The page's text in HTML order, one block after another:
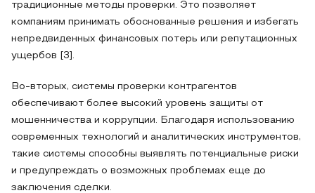
традиционные методы проверки. Это позволяет
компаниям принимать обоснованные решения и избегать
непредвиденных финансовых потерь или репутационных
ущербов [3].
Во-вторых, системы проверки контрагентов
обеспечивают более высокий уровень защиты от
мошенничества и коррупции. Благодаря использованию
современных технологий и аналитических инструментов,
такие системы способны выявлять потенциальные риски
и предупреждать о возможных проблемах еще до
заключения сделки.